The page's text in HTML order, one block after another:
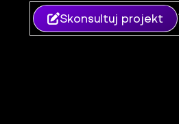
Skonsultuj projekt